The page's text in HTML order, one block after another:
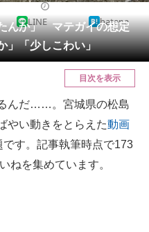
んか」 マテガイの想定
」「少しこわい」
LINE hatena
目次を表示
んだ……。宮城県の松島
やい動きをとらえた動画
す。記事執筆時点で173
ねを集めています。